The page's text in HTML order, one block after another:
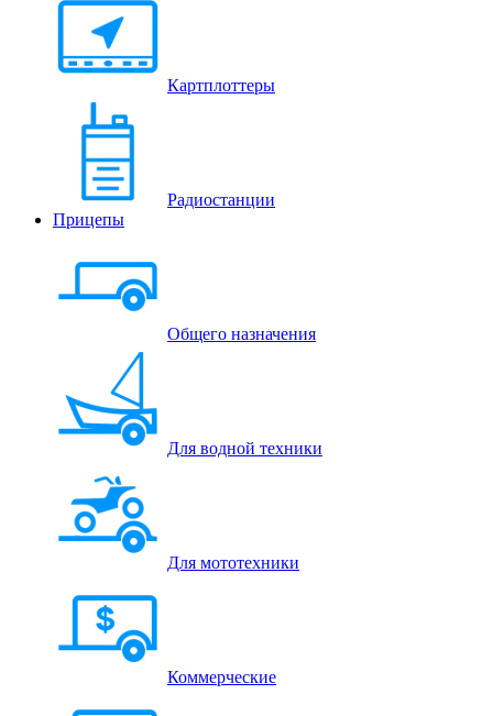
Картплоттеры
Радиостанции
Прицепы
Общего назначения
Для водной техники
Для мототехники
Коммерческие